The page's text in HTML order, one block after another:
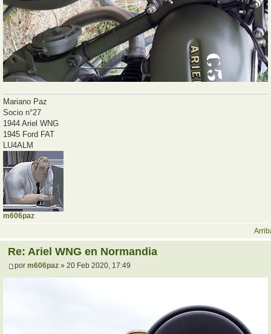
Mariano Paz
Socio n°27
1944 Ariel WNG
1945 Ford FAT
LU4ALM
m606paz
Re: Ariel WNG en Normandia
por m606paz » 20 Feb 2020, 17:49